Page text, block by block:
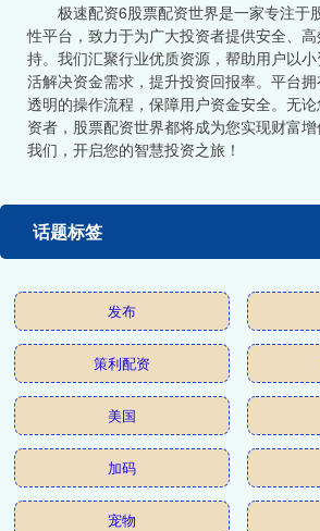
极速配资6股票配资世界是一家专注于
性平台，致力于为广大投资者提供安全、
持。我们汇聚行业优质资源，帮助用户以
活解决资金需求，提升投资回报率。平台
透明的操作流程，保障用户资金安全。无
资者，股票配资世界都将成为您实现财富
我们，开启您的智慧投资之旅！
话题标签
发布
策利配资
美国
加码
宠物